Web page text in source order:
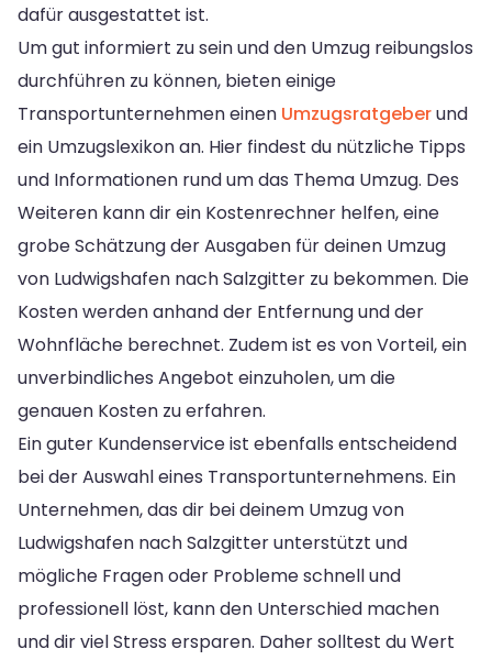
dafür ausgestattet ist.
Um gut informiert zu sein und den Umzug reibungslos
durchführen zu können, bieten einige
Transportunternehmen einen Umzugsratgeberund
ein Umzugslexikon an. Hier findest du nützliche Tipps
und Informationen rund um das Thema Umzug. Des
Weiteren kann dir ein Kostenrechner helfen, eine
grobe Schätzung der Ausgaben für deinen Umzug
von Ludwigshafen nach Salzgitter zu bekommen. Die
Kosten werden anhand der Entfernung und der
Wohnfläche berechnet. Zudem ist es von Vorteil, ein
unverbindliches Angebot einzuholen, um die
genauen Kosten zu erfahren.
Ein guter Kundenservice ist ebenfalls entscheidend
bei der Auswahl eines Transportunternehmens. Ein
Unternehmen, das dir bei deinem Umzug von
Ludwigshafen nach Salzgitter unterstützt und
mögliche Fragen oder Probleme schnell und
professionell löst, kann den Unterschied machen
und dir viel Stress ersparen. Daher solltest du Wert